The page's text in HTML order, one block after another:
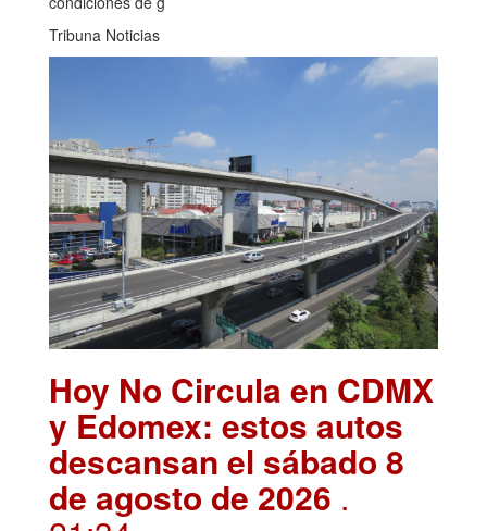
Tribuna Noticias
Hoy No Circula en CDMX
y Edomex: estos autos
descansan el sábado 8
de agosto de 2026 .